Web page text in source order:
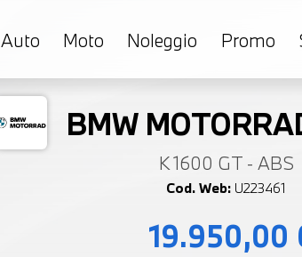
Auto Moto Noleggio Promo
BMW
K 1600 GT - ABS
Cod. Web: U223461
19.950,00